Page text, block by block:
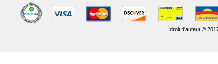
droit d'auteur ©